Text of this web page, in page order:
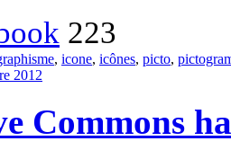
223
, icone, icônes, picto,
2012
Commons